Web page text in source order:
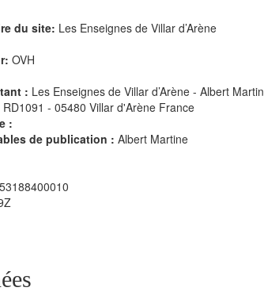
du site: Les Enseignes de Villar d’Arène
OVH
: Les Enseignes de Villar d’Arène - Albert
RD1091 - 05480 Villar d'Arène France
:
de publication : Albert Martine